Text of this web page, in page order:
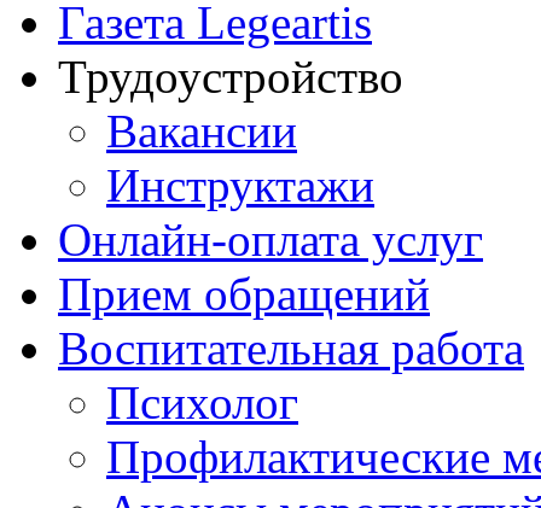
Газета Legeartis
Трудоустройство
Вакансии
Инструктажи
Онлайн-оплата услуг
Прием обращений
Воспитательная работа
Психолог
Профилактические